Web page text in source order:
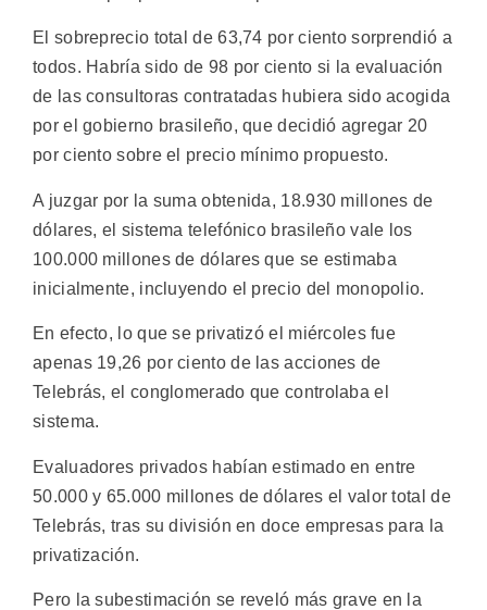
El sobreprecio total de 63,74 por ciento sorprendió a
todos. Habría sido de 98 por ciento si la evaluación
de las consultoras contratadas hubiera sido acogida
por el gobierno brasileño, que decidió agregar 20
por ciento sobre el precio mínimo propuesto.
A juzgar por la suma obtenida, 18.930 millones de
dólares, el sistema telefónico brasileño vale los
100.000 millones de dólares que se estimaba
inicialmente, incluyendo el precio del monopolio.
En efecto, lo que se privatizó el miércoles fue
apenas 19,26 por ciento de las acciones de
Telebrás, el conglomerado que controlaba el
sistema.
Evaluadores privados habían estimado en entre
50.000 y 65.000 millones de dólares el valor total de
Telebrás, tras su división en doce empresas para la
privatización.
Pero la subestimación se reveló más grave en la